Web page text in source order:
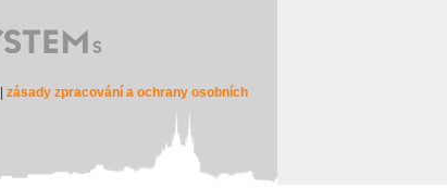
zásady zpracování a ochrany osobních